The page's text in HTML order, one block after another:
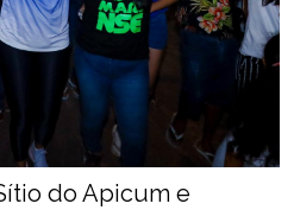
do Apicum e